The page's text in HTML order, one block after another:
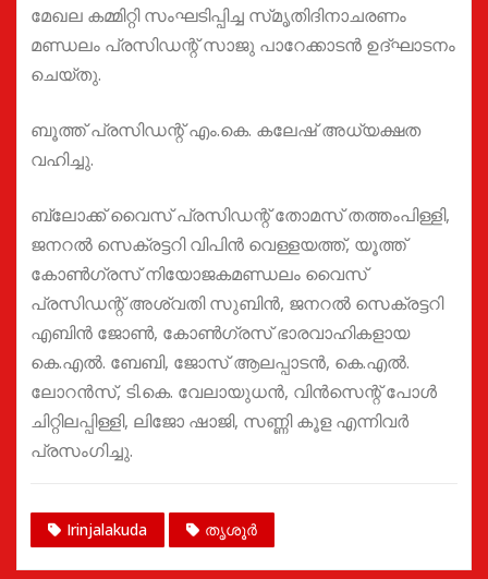
മേഖല കമ്മിറ്റി സംഘടിപ്പിച്ച സ്‌മൃതിദിനാചരണം
മണ്ഡലം പ്രസിഡന്റ് സാജു പാറേക്കാടൻ ഉദ്‌ഘാടനം
ചെയ്തു.
ബൂത്ത് പ്രസിഡന്റ് എം.കെ. കലേഷ് അധ്യക്ഷത
വഹിച്ചു.
ബ്ലോക്ക് വൈസ് പ്രസിഡന്റ് തോമസ് തത്തംപിള്ളി,
ജനറൽ സെക്രട്ടറി വിപിൻ വെള്ളയത്ത്, യൂത്ത്
കോൺഗ്രസ് നിയോജകമണ്ഡലം വൈസ്
പ്രസിഡന്റ് അശ്വതി സുബിൻ, ജനറൽ സെക്രട്ടറി
എബിൻ ജോൺ, കോൺഗ്രസ് ഭാരവാഹികളായ
കെ.എൽ. ബേബി, ജോസ് ആലപ്പാടൻ, കെ.എൽ.
ലോറൻസ്, ടി.കെ. വേലായുധൻ, വിൻസെന്റ് പോൾ
ചിറ്റിലപ്പിള്ളി, ലിജോ ഷാജി, സണ്ണി കൂള എന്നിവർ
പ്രസംഗിച്ചു.
Irinjalakuda തൃശൂർ